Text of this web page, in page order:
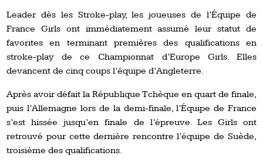
Leader dès les Stroke-play, les joueuses de l’Équipe de
France Girls ont immédiatement assumé leur statut de
favorites en terminant premières des qualifications en
stroke-play de ce Championnat d’Europe Girls. Elles
devancent de cinq coups l’équipe d’Angleterre.
Après avoir défait la République Tchèque en quart de finale,
puis l’Allemagne lors de la demi-finale, l’Équipe de France
s’est hissée jusqu’en finale de l’épreuve. Les Girls ont
retrouvé pour cette dernière rencontre l’équipe de Suède,
troisième des qualifications.